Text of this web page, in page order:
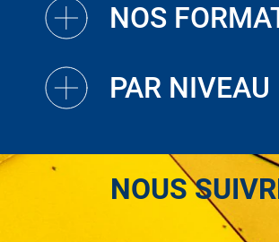
NOS
PAR NIVEAU
NOUS